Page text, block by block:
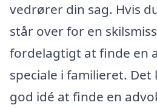
vedrører din sag. Hvis
står over for en
fordelagtigt at finde en
speciale i familieret.
god idé at finde en